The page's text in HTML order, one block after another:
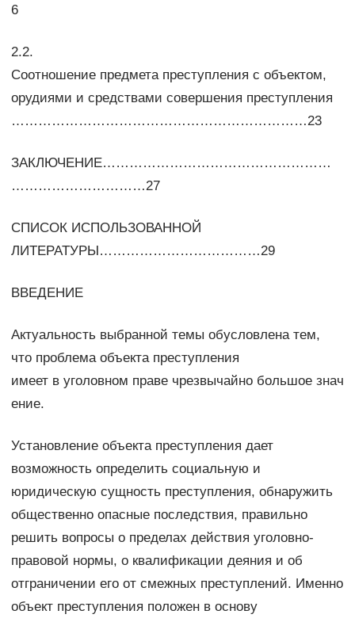
6
2.2.
Соотношение предмета преступления с объектом,
орудиями и средствами совершения преступления
…………………………………………………………23
ЗАКЛЮЧЕНИЕ……………………………………………
…………………………27
СПИСОК ИСПОЛЬЗОВАННОЙ
ЛИТЕРАТУРЫ………………………………29
ВВЕДЕНИЕ
Актуальность выбранной темы обусловлена тем,
что проблема объекта преступления
имеет в уголовном праве чрезвычайно большое знач
ение.
Установление объекта преступления дает
возможность определить социальную и
юридическую сущность преступления, обнаружить
общественно опасные последствия, правильно
решить вопросы о пределах действия уголовно-
правовой нормы, о квалификации деяния и об
отграничении его от смежных преступлений. Именно
объект преступления положен в основу